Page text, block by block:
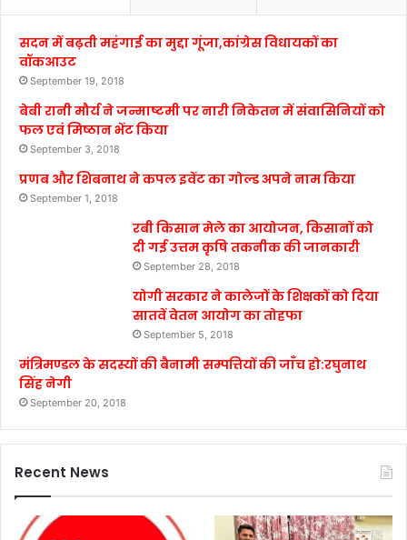
सदन में बढ़ती महंगाई का मुद्दा गूंजा,कांग्रेस विधायकों का
वॉकआउट
September 19, 2018
बेबी रानी मौर्य ने जन्माष्टमी पर नारी निकेतन में संवासिनियों को
फल एवं मिष्ठान भेंट किया
September 3, 2018
प्रणब और शिबनाथ ने कपल इवेंट का गोल्ड अपने नाम किया
September 1, 2018
रबी किसान मेले का आयोजन, किसानों को
दी गई उत्तम कृषि तकनीक की जानकारी
September 28, 2018
योगी सरकार ने कालेजों के शिक्षकों को दिया
सातवें वेतन आयोग का तोहफा
September 5, 2018
मंत्रिमण्डल के सदस्यों की बैनामी सम्पत्तियों की जाँच हो:रघुनाथ
सिंह नेगी
September 20, 2018
Recent News